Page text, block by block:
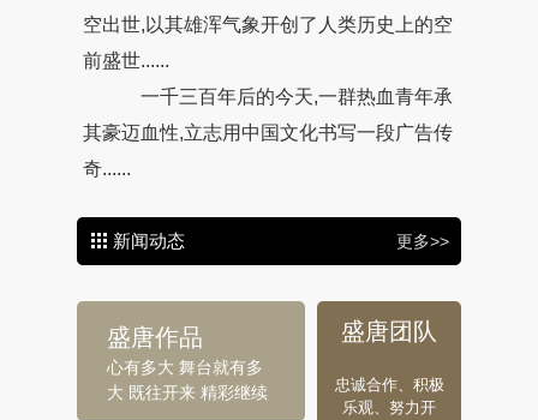
空出世,以其雄浑气象开创了人类历史上的空
前盛世......
一千三百年后的今天,一群热血青年承
其豪迈血性,立志用中国文化书写一段广告传
奇......
新闻动态 更多>>
盛唐作品
心有多大 舞台就有多
大 既往开来 精彩继续
盛唐团队
忠诚合作、积极
乐观、努力开